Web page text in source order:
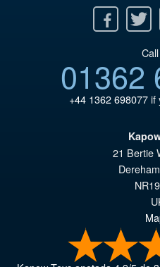
Twitter Youtube
01362
+44 1362 698077if
21 Bertie
Dereham